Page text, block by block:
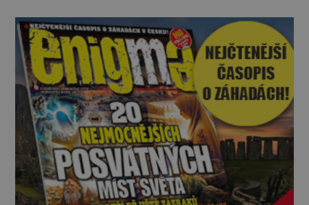
dost. Čas pracuje pro obléhatele. Ve městě ubývají
zásoby a každý den znamená další porci strádá